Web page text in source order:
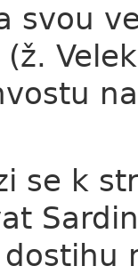
svou
se k